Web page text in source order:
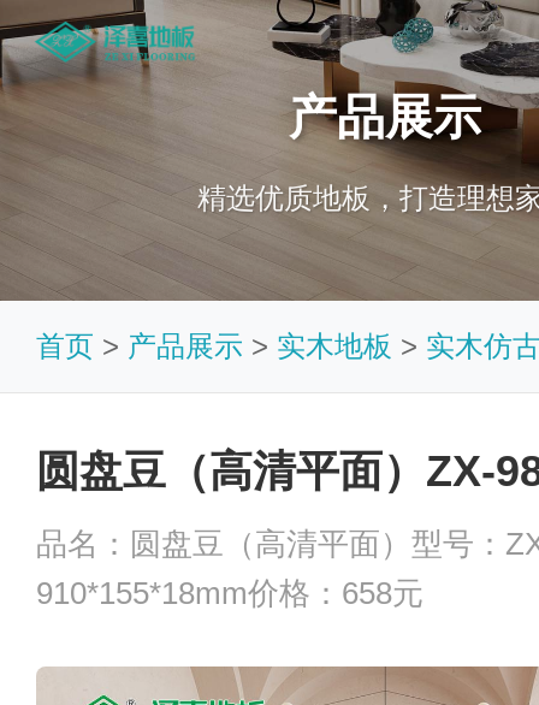
产品展示
精选优质地板，打造理想
首页 > 产品展示 > 实木地板 > 实木仿
圆盘豆（高清平面）ZX-
品名：圆盘豆（高清平面）型号：
910*155*18mm价格：658元